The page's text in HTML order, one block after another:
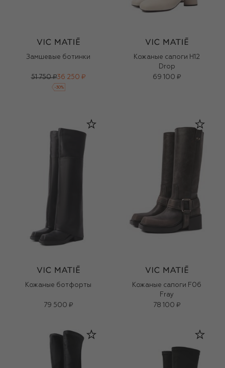
Замшевые ботинки
51 750 ₽36 250 ₽
-30%
Кожаные сапоги H12
Drop
69 100 ₽
Кожаные ботфорты
79 500 ₽
Кожаные сапоги F06
Fray
78 100 ₽